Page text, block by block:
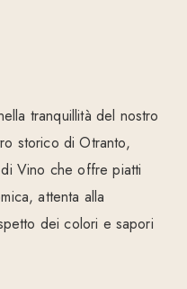
tranquillità del nostro
storico di Otranto,
Vino che offre piatti
attenta alla
dei colori e sapori